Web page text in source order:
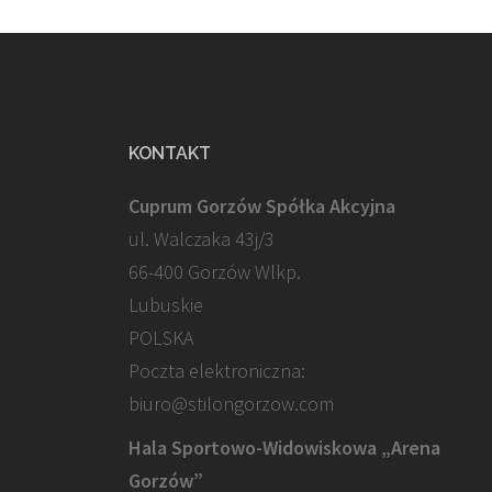
KONTAKT
Cuprum Gorzów Spółka Akcyjna
ul. Walczaka 43j/3
66-400 Gorzów Wlkp.
Lubuskie
POLSKA
Poczta elektroniczna:
biuro@stilongorzow.com
Hala Sportowo-Widowiskowa „Arena
Gorzów”